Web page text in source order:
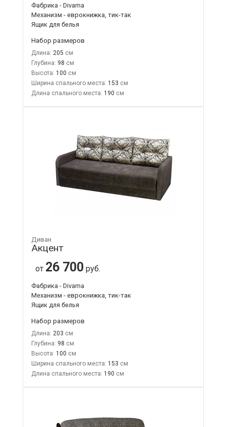
Фабрика - Divama
Механизм - еврокнижка, тик-так
Ящик для белья
Набор размеров
Длина: 205
Глубина: 98
Высота: 100
Ширина спального места: 153
Длина спального места: 190
Диван
Акцент
от 26 700 руб.
Фабрика - Divama
Механизм - еврокнижка, тик-так
Ящик для белья
Набор размеров
Длина: 203
Глубина: 98
Высота: 100
Ширина спального места: 153
Длина спального места: 190